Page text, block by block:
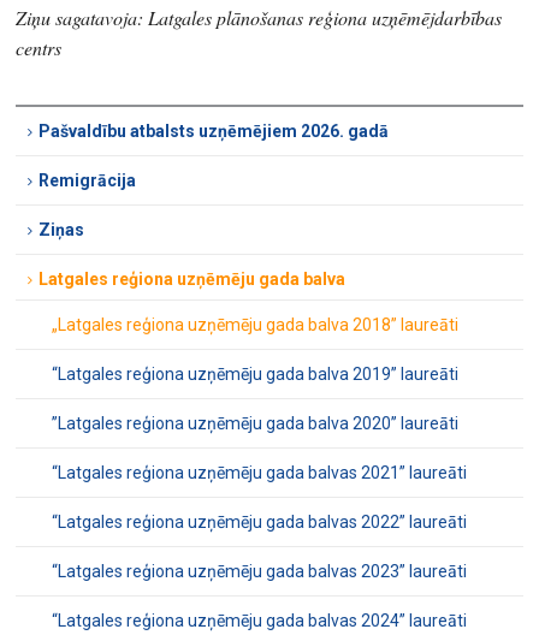
Ziņu sagatavoja: Latgales plānošanas reģiona uzņēmējdarbības
centrs
Pašvaldību atbalsts uzņēmējiem 2026. gadā
Remigrācija
Ziņas
Latgales reģiona uzņēmēju gada balva
„Latgales reģiona uzņēmēju gada balva 2018” laureāti
“Latgales reģiona uzņēmēju gada balva 2019” laureāti
’’Latgales reģiona uzņēmēju gada balva 2020’’ laureāti
“Latgales reģiona uzņēmēju gada balvas 2021” laureāti
“Latgales reģiona uzņēmēju gada balvas 2022” laureāti
“Latgales reģiona uzņēmēju gada balvas 2023” laureāti
“Latgales reģiona uzņēmēju gada balvas 2024” laureāti